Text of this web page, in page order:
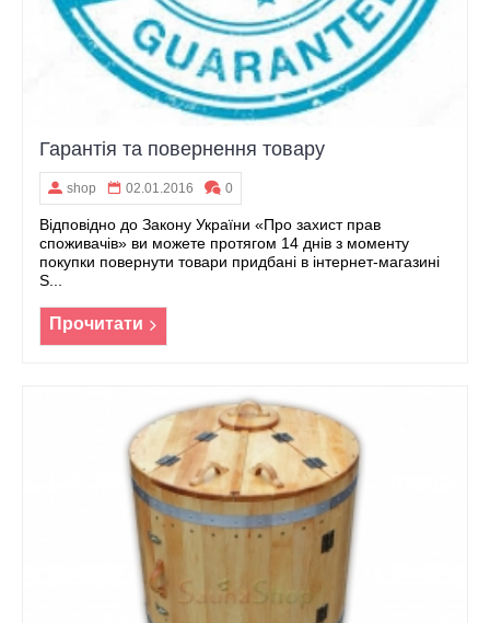
Гарантія та повернення товару
shop 02.01.2016 0
Відповідно до Закону України «Про захист прав
споживачів» ви можете протягом 14 днів з моменту
покупки повернути товари придбані в інтернет-магазині
S...
Прочитати